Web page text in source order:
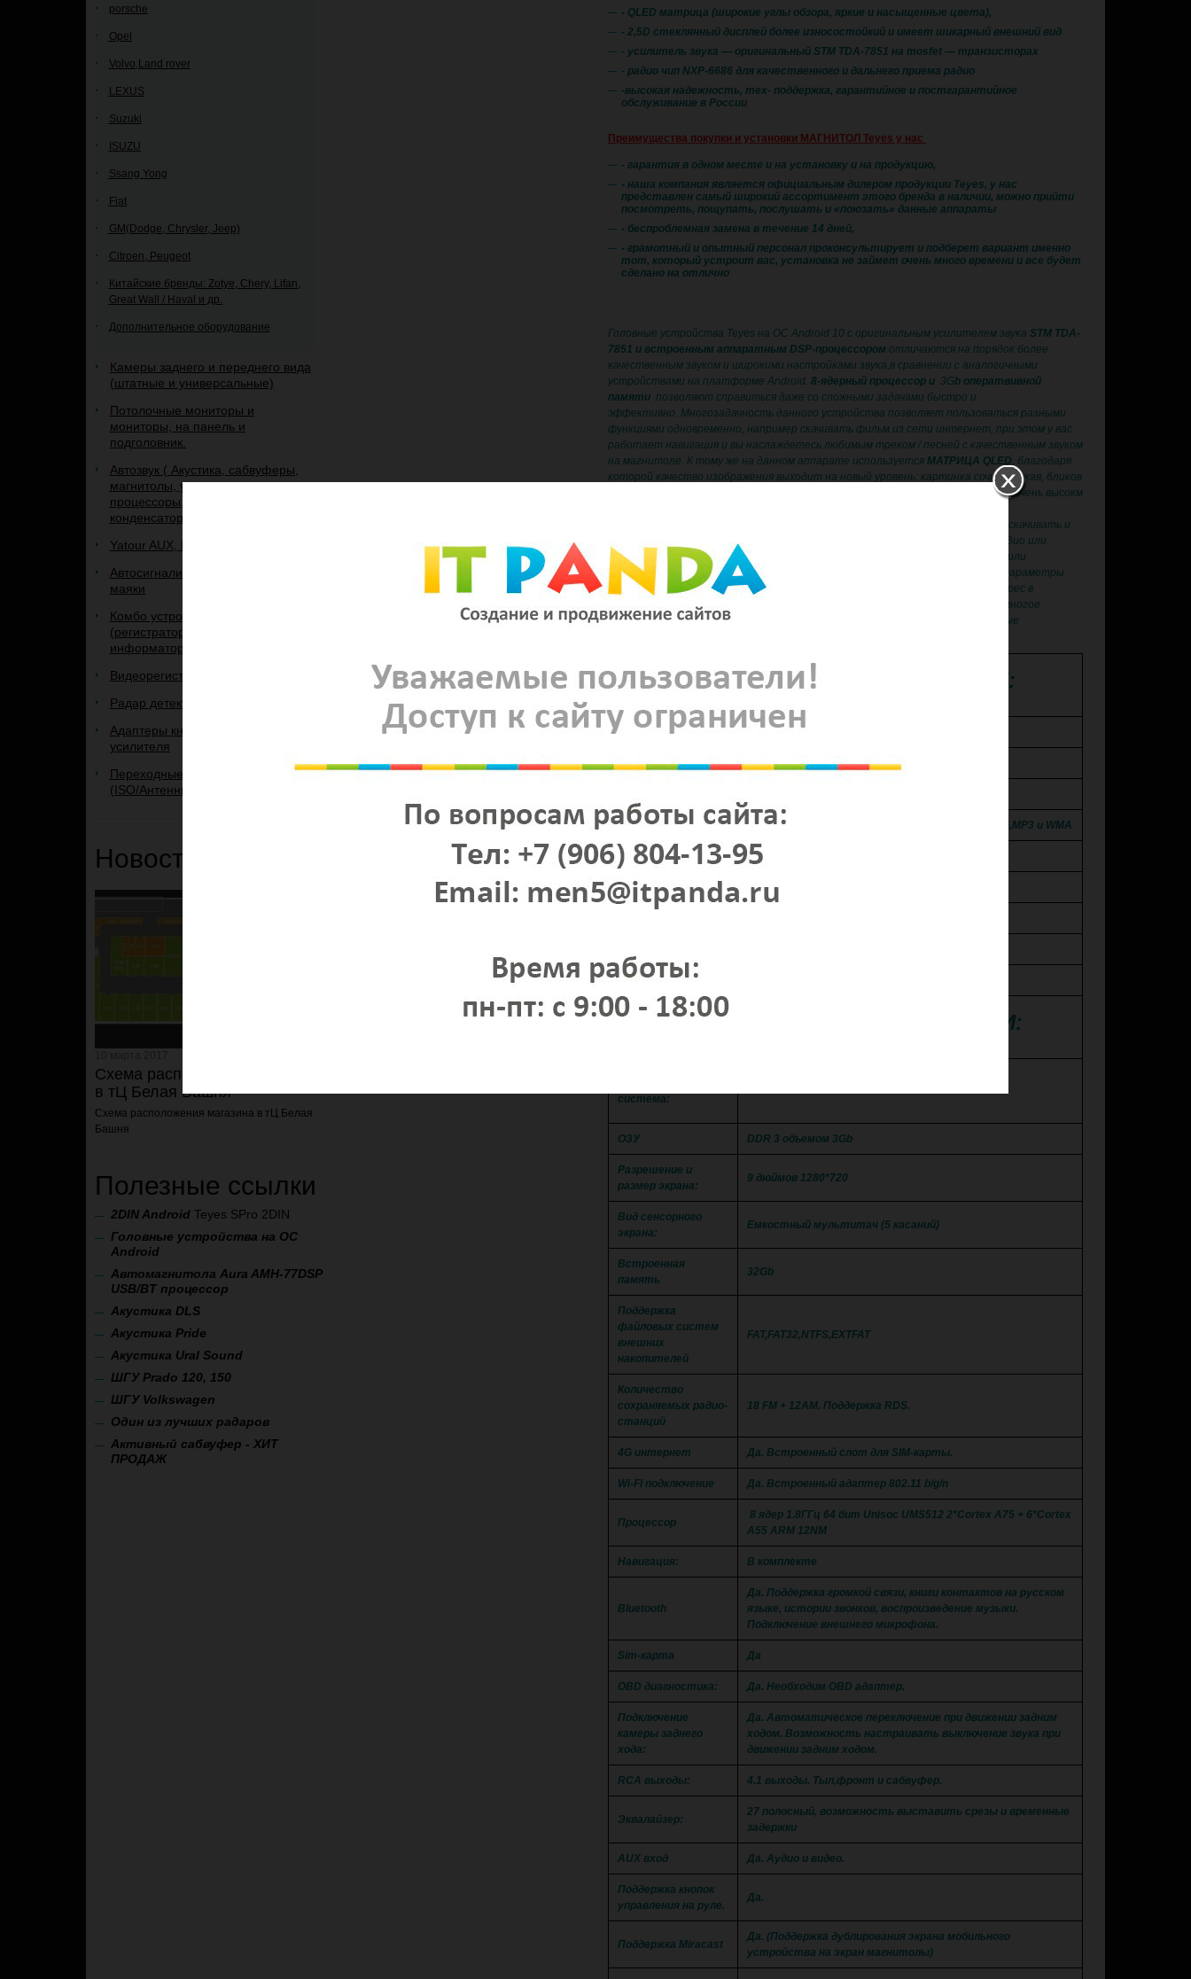
porsche
Opel
Volvo,Land rover
LEXUS
Suzuki
ISUZU
Ssang Yong
Fiat
GM(Dodge, Chrysler, Jeep)
Citroen, Peugeot
Китайские бренды: Zotye, Chery, Lifan,
Great Wall / Haval и др.
Дополнительное оборудование
Камеры заднего и переднего вида
(штатные и универсальные)
Потолочные мониторы и
мониторы, на панель и
подголовник.
Автозвук ( Акустика, сабвуферы,
магнитолы, усилители,
процессоры, кабель,
конденсаторы, рамки, и др.)
Yatour AUX, IPOD, USB адаптеры
Автосигнализации, брелоки к ним,
маяки
Комбо устройства 3 в 1
(регистратор+радар+GPS-
информатор)
Видеорегистраторы
Радар детекторы
Адаптеры кнопок руля и
усилителя
Переходные рамки и переходники
(ISO/Антенные)
Новости и Акции
Схема расположения магазина
в тЦ Белая Башня
Схема расположения магазина в тЦ Белая
Башня
Полезные ссылки
2DIN Android Teyes SPro 2DIN
Головные устройства на ОС
Android
Автомагнитола Aura AMH-77DSP
USB/BT процессор
Акустика DLS
Акустика Pride
Акустика Ural Sound
ШГУ Prado 120, 150
ШГУ Volkswagen
Один из лучших радаров
Активный сабвуфер - ХИТ
ПРОДАЖ
- QLED матрица (широкие углы обзора, яркие и насыщенные цвета),
- 2,5D стеклянный дисплей более износостойкий и имеет шикарный внешний вид
- усилитель звука — оригинальный STM TDA-7851 на mosfet — транзисторах
- радио чип NXP-6686 для качественного и дальнего приема радио
​-высокая надежность, тех- поддержка, гарантийное и постгарантийное
обслуживание в России
Преимущества покупки и установки МАГНИТОЛ Teyes у нас
- гарантия в одном месте и на установку и на продукцию,
- наша компания является официальным дилером продукции Teyes, у нас
представлен самый широкий ассортимент этого бренда в наличии, можно прийти
посмотреть, пощупать, послушать и «поюзать» данные аппараты
- беспроблемная замена в течение 14 дней,
- грамотный и опытный персонал проконсультирует и подберет вариант именно
тот, который устроит вас, установка не займет очень много времени и все будет
сделано на отлично
Головные устройства Teyes на ОС Android 10 с оригинальным усилителем звука STM TDA-
7851 и встроенным аппаратным DSP-процессором отличаются на порядок более
качественным звуком и широкими настройками звука,в сравнении с аналогичными
устройствами на платформе Android. 8-ядерный процессор и3Gb оператвивной
памяти позволяют справиться даже со сложными задачами быстро и
эффективно. Многозадачность данного устройства позволяет пользоваться разными
функциями одновременно, например скачивать фильм из сети интернет, при этом у вас
работает навигация и вы наслаждетесь любимым треком / песней с качественным звуком
на магнитоле. К тому же на данном аппарате используется МАТРИЦА QLED, благодаря
которой качество изображения выходит на новый уровень: картинка сочная, яркая, бликов
по-минимому, угол обзора весьма широкий. Сборка устройства выполнена на очень высокм
Возможности такого устройства практически безграничны — вы сможете скачивать и
пользоваться любыми программами из Google Play, одновременно слушая радио или
просматривая ТВ. Можете подключить флэшку или жесткий диск с музыкой или
фильмами. Сможете диагностировать свой автомобиль, контролировать параметры
его работы не посещая автосервис. Управлять устройством и задавать адрес в
навигационной программе голосом. Устроить мобильный офис в машине и многое
другое… В данном головном устройстве используются только качественные
ОСНОВНЫЕ ХАРАКТЕРИСТИКИ:
Экран 9 дюймов!
Воспроизведение с USB носителей MKV, MP4, DIVX, Lossless Audio, JPEG,MP3 и WMA
Сенсорный экран. Матрица QLED!
ПОДРОБНЫЕ ХАРАКТЕРИСТИКИ:
система:
ОЗУ DDR 3 объемом 3Gb
Разрешение и
размер экрана:
9 дюймов 1280*720
Вид сенсорного
экрана:
Емкостный мультитач (5 касаний)
Встроенная
память
32Gb
Поддержка
файловых систем
внешних
накопителей
FAT,FAT32,NTFS,EXTFAT
Количество
сохраняемых радио-
станций
18 FM + 12AM. Поддержка RDS.
4G интернет Да. Встроенный слот для SIM-карты.
Wi-FI подключение Да. Встроенный адаптер 802.11 b/g/n
Процессор
8 ядер 1.8ГГц 64 бит Unisoc UMS512 2*Cortex A75 + 6*Cortex
A55 ARM 12NM
Навигация: В комплекте
Bluetooth
Да. Поддержка громкой связи, книги контактов на русском
языке, истории звонков, воспроизведение музыки.
Подключение внешнего микрофона.
Sim-карта Да
OBD диагностика: Да. Необходим OBD адаптер.
Подключение
камеры заднего
хода:
Да. Автоматическое переключение при движении задним
ходом. Возможность настраивать выключение звука при
движении задним ходом.
RCA выходы: 4.1 выходы. Тыл,фронт и сабвуфер.
Эквалайзер:
27 полосный, возможность выставить срезы и временные
задержки
AUX вход Да. Аудио и видео.
Поддержка кнопок
управления на руле.
Да.
Поддержка Miracast
Да. (Поддержка дублирования экрана мобильного
устройства на экран магнитолы)